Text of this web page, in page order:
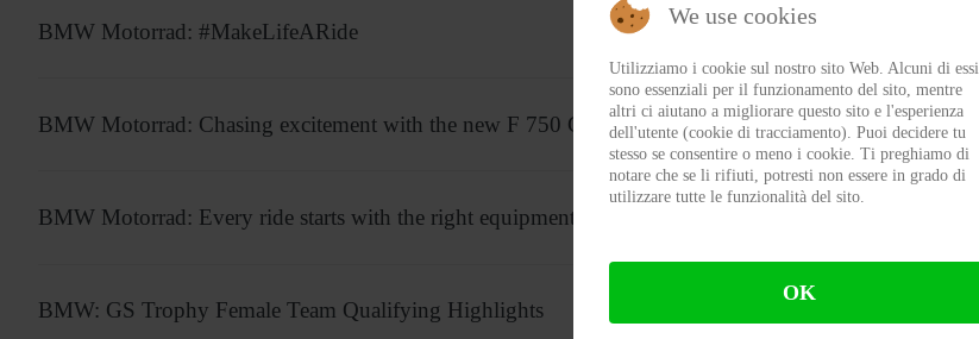
BMW Motorrad: #MakeLifeARide
BMW Motorrad: Chasing excitement with the new F 750 GS
BMW Motorrad: Every ride starts with the right equipment
BMW: GS Trophy Female Team Qualifying Highlights
We use cookies
Utilizziamo i cookie sul nostro sito Web. Alcuni di essi
sono essenziali per il funzionamento del sito, mentre
altri ci aiutano a migliorare questo sito e l'esperienza
dell'utente (cookie di tracciamento). Puoi decidere tu
stesso se consentire o meno i cookie. Ti preghiamo di
notare che se li rifiuti, potresti non essere in grado di
utilizzare tutte le funzionalità del sito.
OK